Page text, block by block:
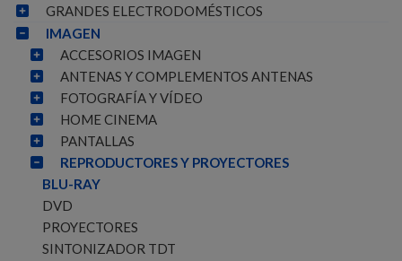
GRANDES ELECTRODOMÉSTICOS
IMAGEN
ACCESORIOS IMAGEN
ANTENAS Y COMPLEMENTOS ANTENAS
FOTOGRAFÍA Y VÍDEO
HOME CINEMA
PANTALLAS
REPRODUCTORES Y PROYECTORES
BLU-RAY
DVD
PROYECTORES
SINTONIZADOR TDT